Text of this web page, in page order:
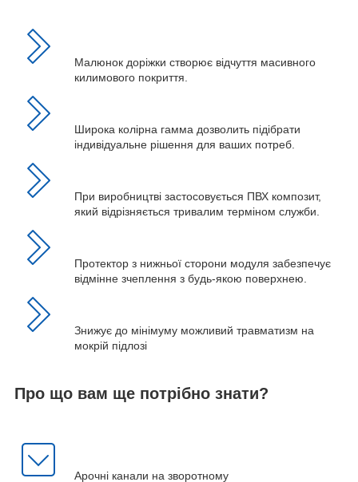
Малюнок доріжки створює відчуття масивного
килимового покриття.
Широка колірна гамма дозволить підібрати
індивідуальне рішення для ваших потреб.
При виробництві застосовується ПВХ композит,
який відрізняється тривалим терміном служби.
Протектор з нижньої сторони модуля забезпечує
відмінне зчеплення з будь-якою поверхнею.
Знижує до мінімуму можливий травматизм на
мокрій підлозі
Про що вам ще потрібно знати?
Арочні канали на зворотному